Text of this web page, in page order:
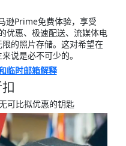
逊Prime免费体验，享受
优惠、极速配送、流媒体电
的照片存储。这对希望在
说是必不可少的。
临时邮箱解释
可比拟优惠的钥匙